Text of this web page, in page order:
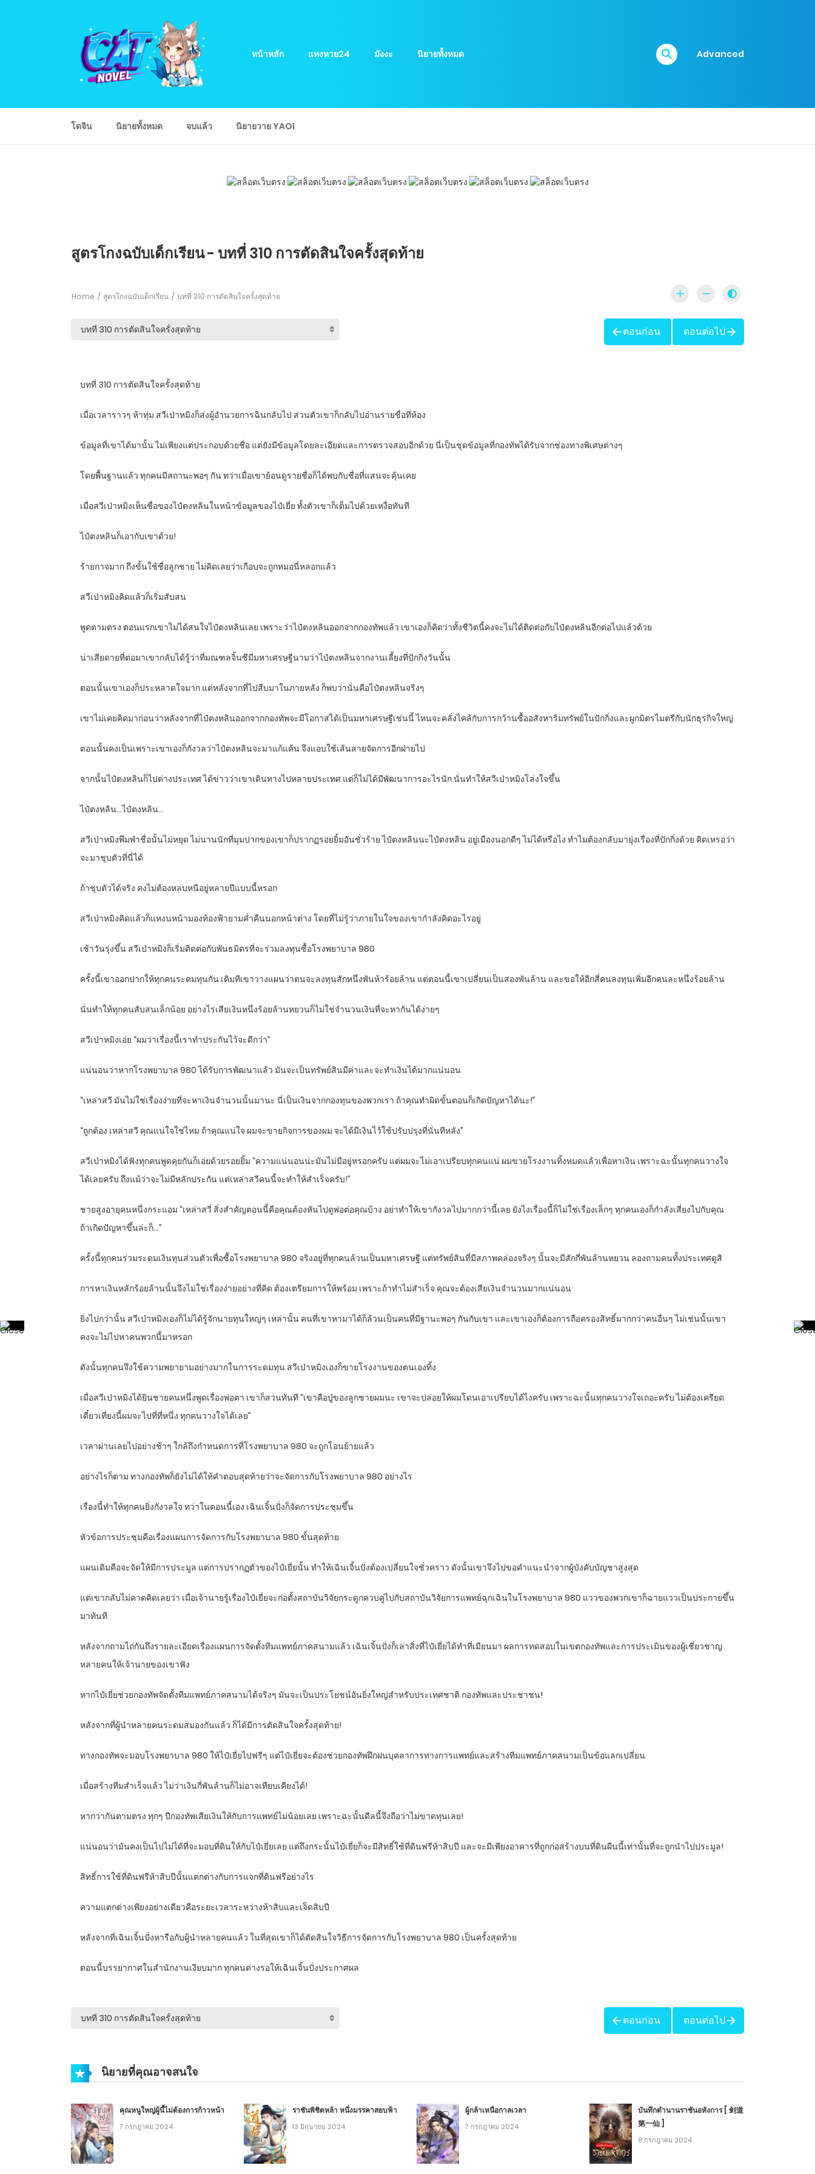
หน้าหลัก แทงหวย24 มังงะ นิยายทั้งหมด Advanced
โดจิน นิยายทั้งหมด จบแล้ว นิยายวาย YAOI
สูตรโกงฉบับเด็กเรียน - บทที่ 310 การตัดสินใจครั้งสุดท้าย
Home สูตรโกงฉบับเด็กเรียน บทที่ 310 การตัดสินใจครั้งสุดท้าย
ตอนก่อน ตอนต่อไป
บทที่ 310 การตัดสินใจครั้งสุดท้าย
เมื่อเวลาราวๆ ห้าทุ่ม สวีเป่าหมิงก็ส่งผู้อำนวยการฉินกลับไป ส่วนตัวเขาก็กลับไปอ่านรายชื่อที่ห้อง
ข้อมูลที่เขาได้มานั้น ไม่เพียงแต่ประกอบด้วยชื่อ แต่ยังมีข้อมูลโดยละเอียดและการตรวจสอบอีกด้วย นี่เป็นชุดข้อมูลที่กองทัพได้รับจากช่องทางพิเศษต่างๆ
โดยพื้นฐานแล้ว ทุกคนมีสถานะพอๆ กัน ทว่าเมื่อเขาย้อนดูรายชื่อก็ได้พบกับชื่อที่แสนจะคุ้นเคย
เมื่อสวีเป่าหมิงเห็นชื่อของไป๋ตงหลินในหน้าข้อมูลของไป๋เยี่ย ทั้งตัวเขาก็เต็มไปด้วยเหงื่อทันที
ไป๋ตงหลินก็เอากับเขาด้วย!
ร้ายกาจมาก ถึงขั้นใช้ชื่อลูกชาย ไม่คิดเลยว่าเกือบจะถูกหมอนี่หลอกแล้ว
สวีเป่าหมิงคิดแล้วก็เริ่มสับสน
พูดตามตรง ตอนแรกเขาไม่ได้สนใจไป๋ตงหลินเลย เพราะว่าไป๋ตงหลินออกจากกองทัพแล้ว เขาเองก็คิดว่าทั้งชีวิตนี้คงจะไม่ได้ติดต่อกับไป๋ตงหลินอีกต่อไปแล้วด้วย
น่าเสียดายที่ต่อมาเขากลับได้รู้ว่าที่มณฑลจิ้นซีมีมหาเศรษฐีนามว่าไป๋ตงหลินจากงานเลี้ยงที่ปักกิ่งวันนั้น
ตอนนั้นเขาเองก็ประหลาดใจมาก แต่หลังจากที่ไปสืบมาในภายหลัง ก็พบว่านั่นคือไป๋ตงหลินจริงๆ
เขาไม่เคยคิดมาก่อนว่าหลังจากที่ไป๋ตงหลินออกจากกองทัพจะมีโอกาสได้เป็นมหาเศรษฐีเช่นนี้ ไหนจะคลั่งไคล้กับการกว้านซื้ออสังหาริมทรัพย์ในปักกิ่งและผูกมิตรไมตรีกับนักธุรกิจใหญ่
ตอนนั้นคงเป็นเพราะเขาเองก็กังวลว่าไป๋ตงหลินจะมาแก้แค้น จึงแอบใช้เส้นสายจัดการอีกฝ่ายไป
จากนั้นไป๋ตงหลินก็ไปต่างประเทศ ได้ข่าวว่าเขาเดินทางไปหลายประเทศ แต่ก็ไม่ได้มีพัฒนาการอะไรนัก นั่นทำให้สวีเป่าหมิงโล่งใจขึ้น
ไป๋ตงหลิน…ไป๋ตงหลิน…
สวีเป่าหมิงพึมพำชื่อนั้นไม่หยุด ไม่นานนักที่มุมปากของเขาก็ปรากฏรอยยิ้มอันชั่วร้าย ไป๋ตงหลินนะไป๋ตงหลิน อยู่เมืองนอกดีๆ ไม่ได้หรือไง ทำไมต้องกลับมายุ่งเรื่องที่ปักกิ่งด้วย คิดเหรอว่า
จะมาชุบตัวที่นี่ได้
ถ้าชุบตัวได้จริง คงไม่ต้องหลบหนีอยู่หลายปีแบบนี้หรอก
สวีเป่าหมิงคิดแล้วก็แหงนหน้ามองท้องฟ้ายามค่ำคืนนอกหน้าต่าง โดยที่ไม่รู้ว่าภายในใจของเขากำลังคิดอะไรอยู่
เช้าวันรุ่งขึ้น สวีเป่าหมิงก็เริ่มติดต่อกับพันธมิตรที่จะร่วมลงทุนซื้อโรงพยาบาล 980
ครั้งนี้เขาออกปากให้ทุกคนระดมทุนกัน เดิมทีเขาวางแผนว่าตนจะลงทุนสักหนึ่งพันห้าร้อยล้าน แต่ตอนนี้เขาเปลี่ยนเป็นสองพันล้าน และขอให้อีกสี่คนลงทุนเพิ่มอีกคนละหนึ่งร้อยล้าน
นั่นทำให้ทุกคนสับสนเล็กน้อย อย่างไรเสียเงินหนึ่งร้อยล้านหยวนก็ไม่ใช่จำนวนเงินที่จะหากันได้ง่ายๆ
สวีเป่าหมิงเอ่ย “ผมว่าเรื่องนี้เราทำประกันไว้จะดีกว่า”
แน่นอนว่าหากโรงพยาบาล 980 ได้รับการพัฒนาแล้ว มันจะเป็นทรัพย์สินมีค่าและจะทำเงินได้มากแน่นอน
“เหล่าสวี มันไม่ใช่เรื่องง่ายที่จะหาเงินจำนวนนั้นมานะ นี่เป็นเงินจากกองทุนของพวกเรา ถ้าคุณทำผิดขั้นตอนก็เกิดปัญหาได้นะ!”
“ถูกต้อง เหล่าสวี คุณแน่ใจใช่ไหม ถ้าคุณแน่ใจ ผมจะขายกิจการของผม จะได้มีเงินไว้ใช้ปรับปรุงที่นั่นทีหลัง”
สวีเป่าหมิงได้ฟังทุกคนพูดคุยกันก็เอ่ยด้วยรอยยิ้ม “ความแน่นอนน่ะมันไม่มีอยู่หรอกครับ แต่ผมจะไม่เอาเปรียบทุกคนแน่ ผมขายโรงงานทิ้งหมดแล้วเพื่อหาเงิน เพราะฉะนั้นทุกคนวางใจ
ได้เลยครับ ถึงแม้ว่าจะไม่มีหลักประกัน แต่เหล่าสวีคนนี้จะทำให้สำเร็จครับ!”
ชายสูงอายุคนหนึ่งกระแอม “เหล่าสวี่ สิ่งสำคัญตอนนี้คือคุณต้องหันไปดูพ่อต่อคุณบ้าง อย่าทำให้เขากังวลไปมากกว่านี้เลย ยังไงเรื่องนี้ก็ไม่ใช่เรื่องเล็กๆ ทุกคนเองก็กำลังเสี่ยงไปกับคุณ
ถ้าเกิดปัญหาขึ้นล่ะก็…”
ครั้งนี้ทุกคนร่วมระดมเงินทุนส่วนตัวเพื่อซื้อโรงพยาบาล 980 จริงอยู่ที่ทุกคนล้วนเป็นมหาเศรษฐี แต่ทรัพย์สินที่มีสภาพคล่องจริงๆ นั้นจะมีสักกี่พันล้านหยวน ลองถามคนทั้งประเทศดูสิ
การหาเงินหลักร้อยล้านนั้นจึงไม่ใช่เรื่องง่ายอย่างที่คิด ต้องเตรียมการให้พร้อม เพราะถ้าทำไม่สำเร็จ คุณจะต้องเสียเงินจำนวนมากแน่นอน
ยิ่งไปกว่านั้น สวีเป่าหมิงเองก็ไม่ได้รู้จักนายทุนใหญ่ๆ เหล่านั้น คนที่เขาหามาได้ก็ล้วนเป็นคนที่มีฐานะพอๆ กันกับเขา และเขาเองก็ต้องการถือครองสิทธิ์มากกว่าคนอื่นๆ ไม่เช่นนั้นเขา
คงจะไม่ไปหาคนพวกนี้มาหรอก
ดังนั้นทุกคนจึงใช้ความพยายามอย่างมากในการระดมทุน สวีเป่าหมิงเองก็ขายโรงงานของตนเองทิ้ง
เมื่อสวีเป่าหมิงได้ยินชายคนหนึ่งพูดเรื่องพ่อตา เขาก็สวนทันที “เขาคือปู่ของลูกชายผมนะ เขาจะปล่อยให้ผมโดนเอาเปรียบได้ไงครับ เพราะฉะนั้นทุกคนวางใจเถอะครับ ไม่ต้องเครียด
เดี๋ยวเที่ยงนี้ผมจะไปที่ที่หนึ่ง ทุกคนวางใจได้เลย”
เวลาผ่านเลยไปอย่างช้าๆ ใกล้ถึงกำหนดการที่โรงพยาบาล 980 จะถูกโอนย้ายแล้ว
อย่างไรก็ตาม ทางกองทัพก็ยังไม่ได้ให้คำตอบสุดท้ายว่าจะจัดการกับโรงพยาบาล 980 อย่างไร
เรื่องนี้ทำให้ทุกคนยิ่งกังวลใจ ทว่าในตอนนี้เอง เฉินเจิ้นปั่งก็จัดการประชุมขึ้น
หัวข้อการประชุมคือเรื่องแผนการจัดการกับโรงพยาบาล 980 ขั้นสุดท้าย
แผนเดิมคือจะจัดให้มีการประมูล แต่การปรากฏตัวของไป๋เยี่ยนั้น ทำให้เฉินเจิ้นปั่งต้องเปลี่ยนใจชั่วคราว ดังนั้นเขาจึงไปขอคำแนะนำจากผู้บังคับบัญชาสูงสุด
แต่เขากลับไม่คาดคิดเลยว่า เมื่อเจ้านายรู้เรื่องไป๋เยี่ยจะก่อตั้งสถาบันวิจัยกระดูกควบคู่ไปกับสถาบันวิจัยการแพทย์ฉุกเฉินในโรงพยาบาล 980 แววของพวกเขาก็ฉายแววเป็นประกายขึ้น
มาทันที
หลังจากถามไถ่กันถึงรายละเอียดเรื่องแผนการจัดตั้งทีมแพทย์ภาคสนามแล้ว เฉินเจิ้นปั่งก็เล่าสิ่งที่ไป๋เยี่ยได้ทำที่เมียนมา ผลการทดสอบในเขตกองทัพและการประเมินของผู้เชี่ยวชาญ
หลายคนให้เจ้านายของเขาฟัง
หากไป๋เยี่ยช่วยกองทัพจัดตั้งทีมแพทย์ภาคสนามได้จริงๆ มันจะเป็นประโยชน์อันยิ่งใหญ่สำหรับประเทศชาติ กองทัพและประชาชน!
หลังจากที่ผู้นำหลายคนระดมสมองกันแล้ว ก็ได้มีการตัดสินใจครั้งสุดท้าย!
ทางกองทัพจะมอบโรงพยาบาล 980 ให้ไป๋เยี่ยไปฟรีๆ แต่ไป๋เยี่ยจะต้องช่วยกองทัพฝึกฝนบุคลาการทางการแพทย์และสร้างทีมแพทย์ภาคสนามเป็นข้อแลกเปลี่ยน
เมื่อสร้างทีมสำเร็จแล้ว ไม่ว่าเงินกี่พันล้านก็ไม่อาจเทียบเคียงได้!
หากว่ากันตามตรง ทุกๆ ปีกองทัพเสียเงินให้กับการแพทย์ไม่น้อยเลย เพราะฉะนั้นดีลนี้จึงถือว่าไม่ขาดทุนเลย!
แน่นอนว่ามันคงเป็นไปไม่ได้ที่จะมอบที่ดินให้กับไป๋เยี่ยเลย แต่ถึงกระนั้นไป๋เยี่ยก็จะมีสิทธิ์ใช้ที่ดินฟรีห้าสิบปี และจะมีเพียงอาคารที่ถูกก่อสร้างบนที่ดินผืนนี้เท่านั้นที่จะถูกนำไปประมูล!
สิทธิ์การใช้ที่ดินฟรีห้าสิบปีนั้นแตกต่างกับการแจกที่ดินฟรีอย่างไร
ความแตกต่างเพียงอย่างเดียวคือระยะเวลาระหว่างห้าสิบและเจ็ดสิบปี
หลังจากที่เฉินเจิ้นปั่งหารือกับผู้นำหลายคนแล้ว ในที่สุดเขาก็ได้ตัดสินใจวิธีการจัดการกับโรงพยาบาล 980 เป็นครั้งสุดท้าย
ตอนนี้บรรยากาศในสำนักงานเงียบมาก ทุกคนต่างรอให้เฉินเจิ้นปั่งประกาศผล
ตอนก่อน ตอนต่อไป
นิยายที่คุณอาจสนใจ
คุณหนูใหญ่ผู้นี้ไม่ต้องการก้าวหน้า
7 กรกฎาคม 2024
ราชันพิชิตหล้า หนึ่งมรรคาสยบฟ้า
13 มิถุนายน 2024
ผู้กล้าเหนือกาลเวลา
7 กรกฎาคม 2024
บันทึกตำนานราชันอหังการ [ 剑道
第一仙 ]
8 กรกฎาคม 2024